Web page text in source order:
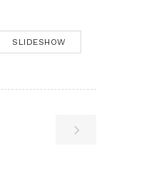
SLIDESHOW